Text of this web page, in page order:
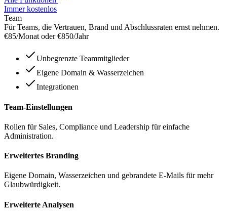
Immer kostenlos
Team
Für Teams, die Vertrauen, Brand und Abschlussraten ernst nehmen.
€85/Monat oder €850/Jahr
Unbegrenzte Teammitglieder
Eigene Domain & Wasserzeichen
Integrationen
Team-Einstellungen
Rollen für Sales, Compliance und Leadership für einfache
Administration.
Erweitertes Branding
Eigene Domain, Wasserzeichen und gebrandete E-Mails für mehr
Glaubwürdigkeit.
Erweiterte Analysen